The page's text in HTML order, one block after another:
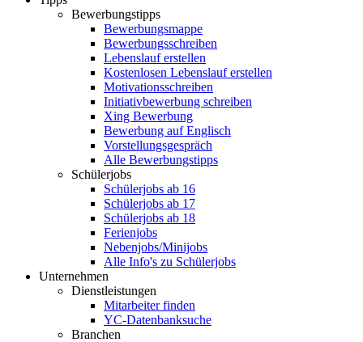
Bewerbungstipps
Bewerbungsmappe
Bewerbungsschreiben
Lebenslauf erstellen
Kostenlosen Lebenslauf erstellen
Motivationsschreiben
Initiativbewerbung schreiben
Xing Bewerbung
Bewerbung auf Englisch
Vorstellungsgespräch
Alle Bewerbungstipps
Schülerjobs
Schülerjobs ab 16
Schülerjobs ab 17
Schülerjobs ab 18
Ferienjobs
Nebenjobs/Minijobs
Alle Info's zu Schülerjobs
Unternehmen
Dienstleistungen
Mitarbeiter finden
YC-Datenbanksuche
Branchen